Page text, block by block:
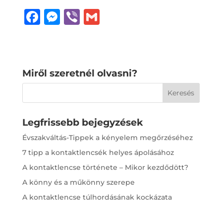
F
e
b
k
M
n
r
Vi G
l
Miről szeretnél olvasni?
Legfrissebb bejegyzések
Évszakváltás-Tippek a kényelem megőrzéséhez
7 tipp a kontaktlencsék helyes ápolásához
A kontaktlencse története – Mikor kezdődött?
A könny és a műkönny szerepe
A kontaktlencse túlhordásának kockázata